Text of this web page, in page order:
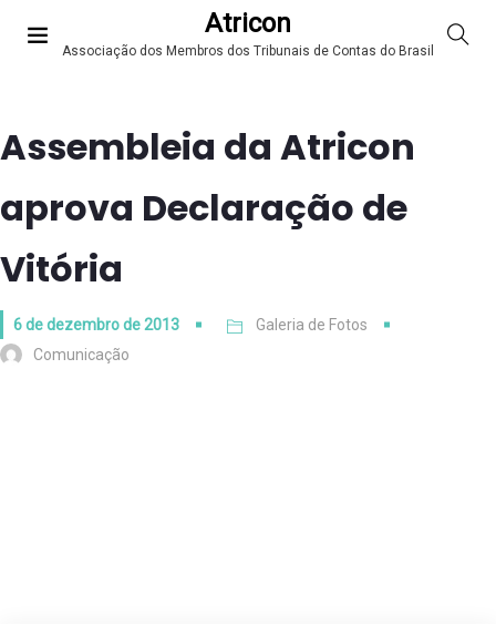
Atricon
Associação dos Membros dos Tribunais de Contas do Brasil
Assembleia da Atricon
aprova Declaração de
Vitória
6 de dezembro de 2013
Galeria de Fotos
Comunicação